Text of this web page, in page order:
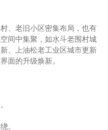
、老旧小区密集布局，也有
间中集聚，如水斗老围村城
、上油松老工业区城市更新
面的升级焕新。
。